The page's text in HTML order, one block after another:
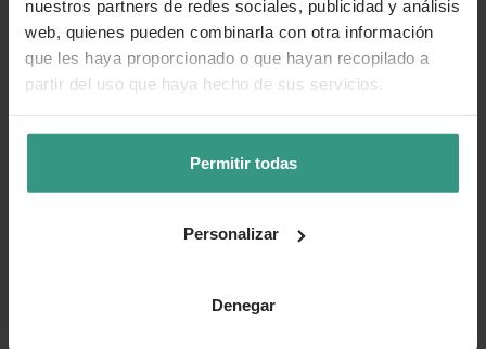
nuestros partners de redes sociales, publicidad y análisis
web, quienes pueden combinarla con otra información
que les haya proporcionado o que hayan recopilado a
partir del uso que haya hecho de sus servicios.
Permitir todas
Personalizar
Denegar